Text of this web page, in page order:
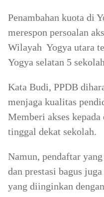
Penambahan kuota di
merespon persoalan
Wilayah Yogya utara
Yogya selatan 5
Kata Budi, PPDB
menjaga kualitas
Memberi akses
tinggal dekat sekolah.
Namun, pendaftar
dan prestasi bagus
yang diinginkan